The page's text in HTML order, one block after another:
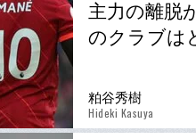
主力の離脱
のクラブは
粕谷秀樹
Hideki Kasuya